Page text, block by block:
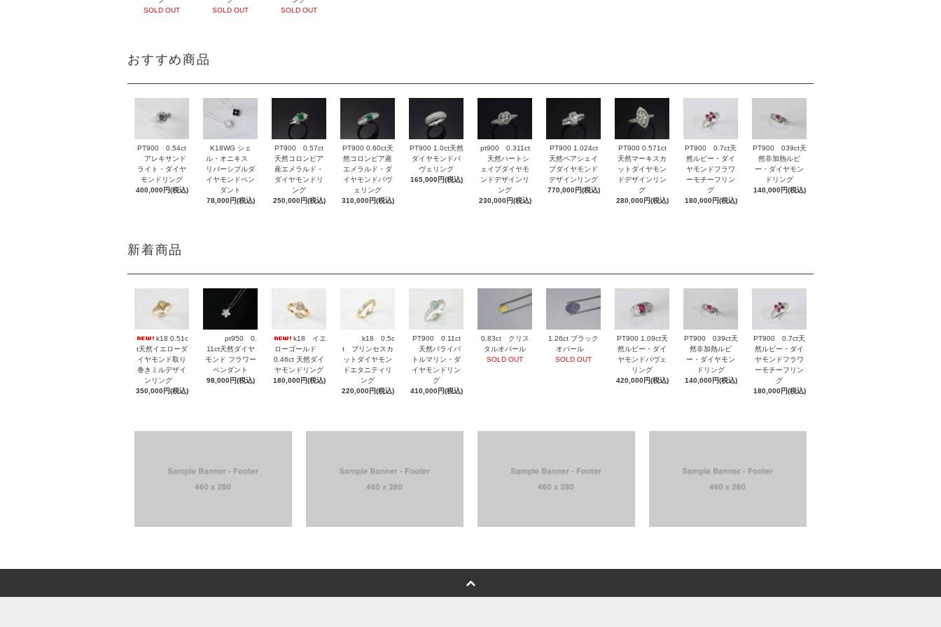
SOLD OUT
SOLD OUT
SOLD OUT
おすすめ商品
PT900 0.54ct
アレキサンド
ライト・ダイヤ
モンドリング
400,000円(税込)
K18WG シェ
ル・オニキス
リバーシブルダ
イヤモンドペン
ダント
78,000円(税込)
PT900 0.57ct
天然コロンビア
産エメラルド・
ダイヤモンドリ
ング
250,000円(税込)
PT900 0.60ct天
然コロンビア産
エメラルド・ダ
イヤモンドパヴ
ェリング
310,000円(税込)
PT900 1.0ct天然
ダイヤモンドパ
ヴェリング
165,000円(税込)
pt900 0.311ct
天然ハートシ
ェイプダイヤモ
ンドデザインリ
ング
230,000円(税込)
PT900 1.024ct
天然ペアシェイ
プダイヤモンド
デザインリング
770,000円(税込)
PT900 0.571ct
天然マーキスカ
ットダイヤモン
ドデザインリン
グ
280,000円(税込)
PT900 0.7ct天
然ルビー・ダイ
ヤモンドフラワ
ーモチーフリン
グ
180,000円(税込)
PT900 039ct天
然非加熱ルビ
ー・ダイヤモン
ドリング
140,000円(税込)
新着商品
k18 0.51c
t天然イエローダ
イヤモンド取り
巻きミルデザイ
ンリング
350,000円(税込)
pt950 0.
11ct天然ダイヤ
モンド フラワー
ペンダント
98,000円(税込)
k18 イエ
ローゴールド
0.46ct 天然ダイ
ヤモンドリング
180,000円(税込)
k18 0.5c
t プリンセスカ
ットダイヤモン
ドエタニティリ
ング
220,000円(税込)
PT900 0.11ct
天然パライバ
トルマリン・ダ
イヤモンドリン
グ
410,000円(税込)
0.83ct クリス
タルオパール
SOLD OUT
1.26ct ブラック
オパール
SOLD OUT
PT900 1.09ct天
然ルビー・ダイ
ヤモンドパヴェ
リング
420,000円(税込)
PT900 039ct天
然非加熱ルビ
ー・ダイヤモン
ドリング
140,000円(税込)
PT900 0.7ct天
然ルビー・ダイ
ヤモンドフラワ
ーモチーフリン
グ
180,000円(税込)